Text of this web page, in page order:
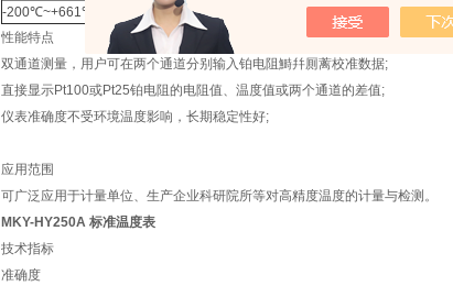
-200℃~+661℃
0.001℃ ±0.02℃带探头
性能特点
双通道测量，用户可在两个通道分别输入铂电阻鰣幷厠蓠校准数据;
直接显示Pt100或Pt25铂电阻的电阻值、温度值或两个通道的差值;
仪表准确度不受环境温度影响，长期稳定性好;
应用范围
可广泛应用于计量单位、生产企业科研院所等对高精度温度的计量与检测。
MKY-HY250A 标准温度表
技术指标
准确度